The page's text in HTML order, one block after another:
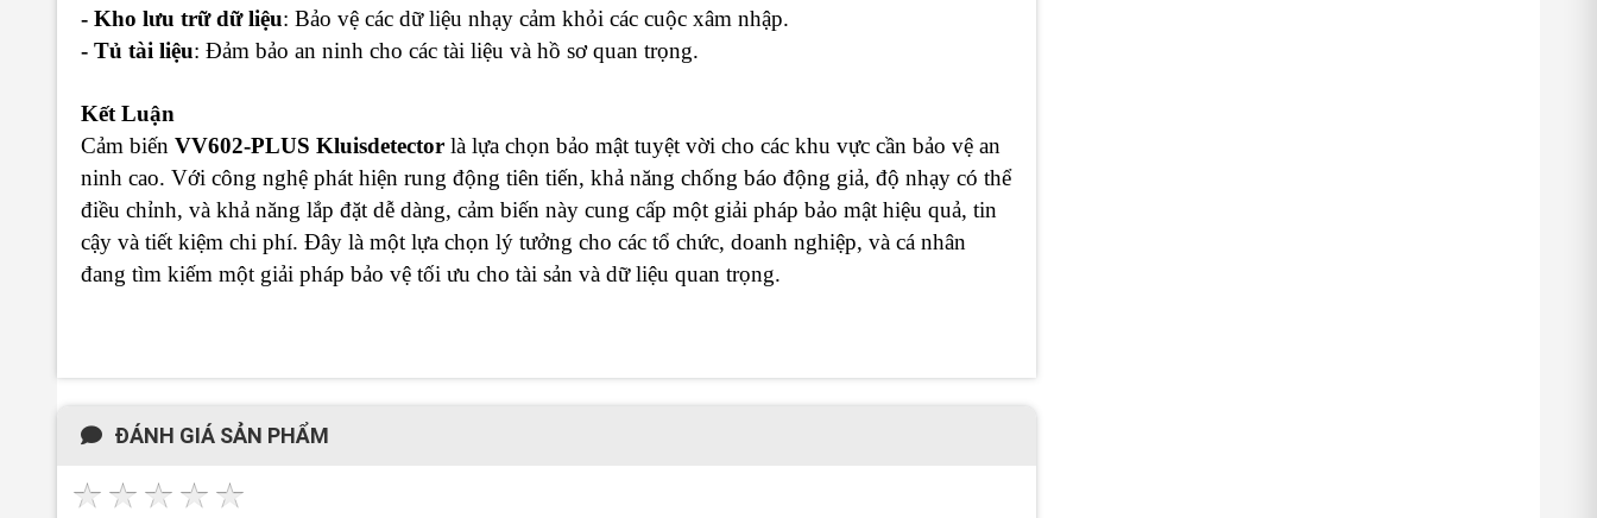
- Kho lưu trữ dữ liệu: Bảo vệ các dữ liệu nhạy cảm khỏi các cuộc xâm nhập.
- Tủ tài liệu: Đảm bảo an ninh cho các tài liệu và hồ sơ quan trọng.
Kết Luận
Cảm biến VV602-PLUS Kluisdetector là lựa chọn bảo mật tuyệt vời cho các khu vực cần bảo vệ an
ninh cao. Với công nghệ phát hiện rung động tiên tiến, khả năng chống báo động giả, độ nhạy có thể
điều chỉnh, và khả năng lắp đặt dễ dàng, cảm biến này cung cấp một giải pháp bảo mật hiệu quả, tin
cậy và tiết kiệm chi phí. Đây là một lựa chọn lý tưởng cho các tổ chức, doanh nghiệp, và cá nhân
đang tìm kiếm một giải pháp bảo vệ tối ưu cho tài sản và dữ liệu quan trọng.
ĐÁNH GIÁ SẢN PHẨM